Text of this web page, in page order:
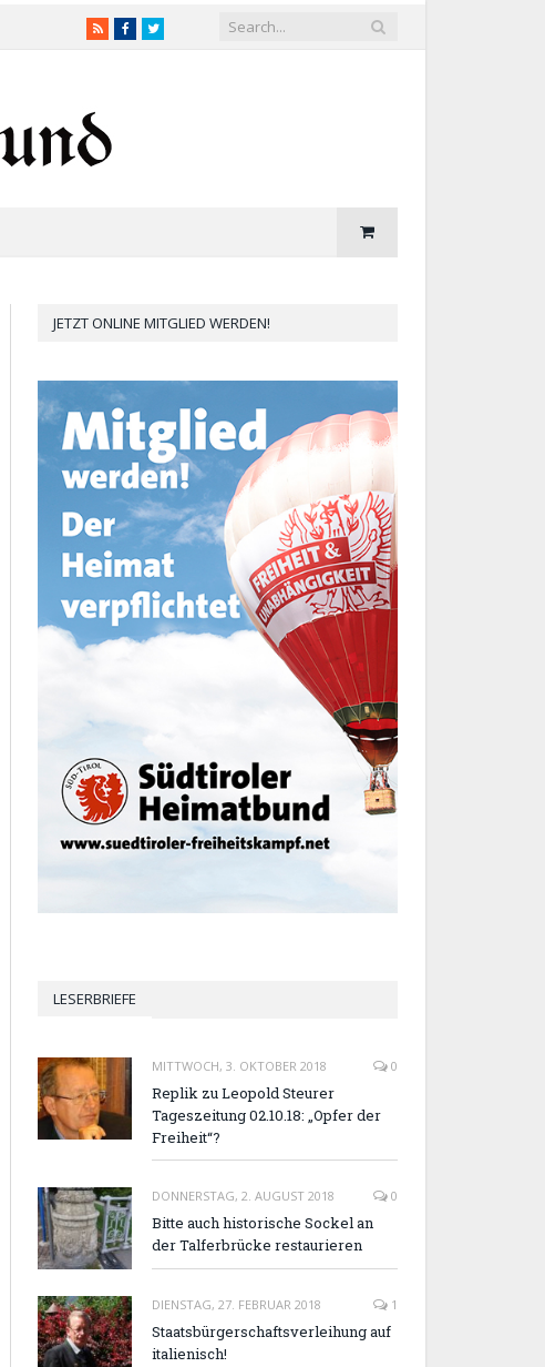
RSSFacebookTwitter
JETZT ONLINE MITGLIED WERDEN!
LESERBRIEFE
MITTWOCH, 3. OKTOBER 2018 0
Replik zu Leopold Steurer
Tageszeitung 02.10.18: „Opfer der
Freiheit“?
DONNERSTAG, 2. AUGUST 2018 0
Bitte auch historische Sockel an
der Talferbrücke restaurieren
DIENSTAG, 27. FEBRUAR 2018 1
Staatsbürgerschaftsverleihung auf
italienisch!